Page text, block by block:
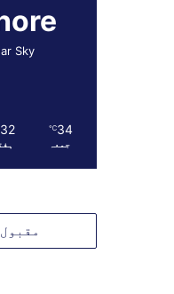
Sky
34
℃
جمعہ
32
مقبول